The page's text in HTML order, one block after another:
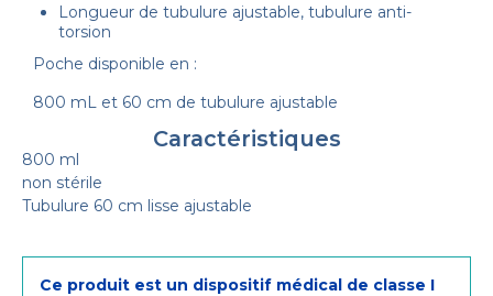
Longueur de tubulure ajustable, tubulure anti-
torsion
Poche disponible en :
800 mL et 60 cm de tubulure ajustable
Caractéristiques
800 ml
non stérile
Tubulure 60 cm lisse ajustable
Ce produit est un dispositif médical de classe I